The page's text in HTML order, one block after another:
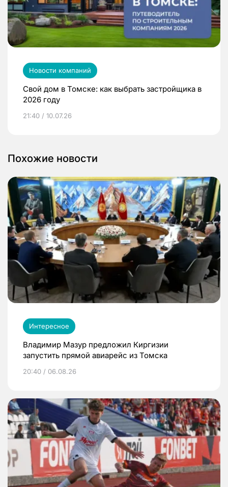
Новости компаний
Свой дом в Томске: как выбрать застройщика в
2026 году
21:40 / 10.07.26
Похожие новости
Интересное
Владимир Мазур предложил Киргизии
запустить прямой авиарейс из Томска
20:40 / 06.08.26